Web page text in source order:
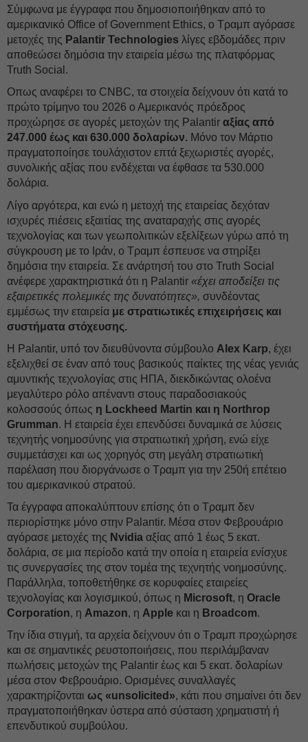
Σύμφωνα με έγγραφα που δημοσιοποιήθηκαν από το
αμερικανικό Office of Government Ethics, ο Τραμπ αγόρασε
μετοχές της Palantir Technologies λίγες εβδομάδες πριν
αποθεώσει δημόσια την εταιρεία μέσω της πλατφόρμας
Truth Social.
Οπως αναφέρει το CNBC, τα στοιχεία δείχνουν ότι κατά το
πρώτο τρίμηνο του 2026 ο Αμερικανός πρόεδρος
προχώρησε σε αγορές μετοχών της Palantir αξίας από
247.000 έως και 630.000 δολαρίων. Μόνο τον Μάρτιο
πραγματοποίησε τουλάχιστον επτά ξεχωριστές αγορές,
συνολικής αξίας που ενδέχεται να έφθασε τα 530.000
δολάρια.
Λίγο αργότερα, και ενώ η μετοχή της εταιρείας δεχόταν
ισχυρές πιέσεις εξαιτίας της αναταραχής στις αγορές
τεχνολογίας και των γεωπολιτικών εξελίξεων γύρω από τη
σύγκρουση με το Ιράν, ο Τραμπ έσπευσε να στηρίξει
δημόσια την εταιρεία. Σε ανάρτησή του στο Truth Social
ανέφερε χαρακτηριστικά ότι η Palantir «έχει αποδείξει τις
εξαιρετικές πολεμικές της δυνατότητες», συνδέοντας
εμμέσως την εταιρεία με στρατιωτικές επιχειρήσεις και
συστήματα στόχευσης.
Η Palantir, υπό τον διευθύνοντα σύμβουλο Alex Karp, έχει
εξελιχθεί σε έναν από τους βασικούς παίκτες της νέας γενιάς
αμυντικής τεχνολογίας στις ΗΠΑ, διεκδικώντας ολοένα
μεγαλύτερο ρόλο απέναντι στους παραδοσιακούς
κολοσσούς όπως η Lockheed Martin και η Northrop
Grumman. Η εταιρεία έχει επενδύσει δυναμικά σε λύσεις
τεχνητής νοημοσύνης για στρατιωτική χρήση, ενώ είχε
συμμετάσχει και ως χορηγός στη μεγάλη στρατιωτική
παρέλαση που διοργάνωσε ο Τραμπ για την 250ή επέτειο
του αμερικανικού στρατού.
Τα έγγραφα αποκαλύπτουν επίσης ότι ο Τραμπ δεν
περιορίστηκε μόνο στην Palantir. Μέσα στον Φεβρουάριο
αγόρασε μετοχές της Nvidia αξίας από 1 έως 5 εκατ.
δολάρια, σε μια περίοδο κατά την οποία η εταιρεία ενίσχυε
τις συνεργασίες της στον τομέα της τεχνητής νοημοσύνης.
Παράλληλα, τοποθετήθηκε σε κορυφαίες εταιρείες
τεχνολογίας και λογισμικού, όπως η Microsoft, η Oracle
Corporation, η Amazon, η Apple και η Broadcom.
Την ίδια στιγμή, τα αρχεία δείχνουν ότι ο Τραμπ προχώρησε
και σε σημαντικές ρευστοποιήσεις, που περιλάμβαναν
πωλήσεις μετοχών της Palantir έως και 5 εκατ. δολαρίων
μέσα στον Φεβρουάριο. Ορισμένες συναλλαγές
χαρακτηρίζονται ως «unsolicited», κάτι που σημαίνει ότι δεν
πραγματοποιήθηκαν ύστερα από σύσταση χρηματιστή ή
επενδυτικού συμβούλου.